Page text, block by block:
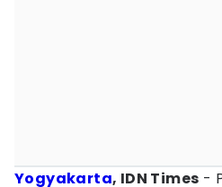
Yogyakarta, IDN Times -